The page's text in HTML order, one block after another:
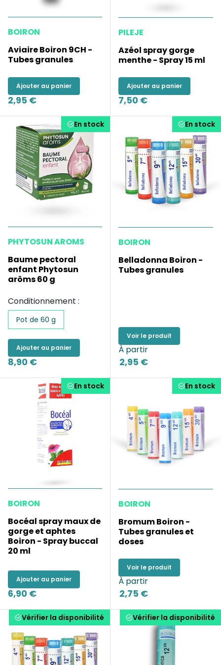
BOIRON
Aviaire Boiron 9CH -
Tubes granules
Ajouter au panier
2,95 €
PILEJE
Azéol spray gorge
menthe - Spray 15 ml
Ajouter au panier
7,50 €
En stock
PHYTOSUN AROMS
Baume pectoral
enfant Phytosun
arôms 60 g
Conditionnement :
Pot de 60 g
Ajouter au panier
8,90 €
En stock
BOIRON
Belladonna Boiron -
Tubes granules
Voir le produit
À partir
2,95 €
En stock
BOIRON
Bocéal spray maux de
gorge et aphtes
Boiron - Spray buccal
20 ml
Ajouter au panier
6,90 €
En stock
BOIRON
Bromum Boiron -
Tubes granules et
doses
Voir le produit
À partir
2,75 €
Vérifier la disponibilité Vérifier la disponibilité